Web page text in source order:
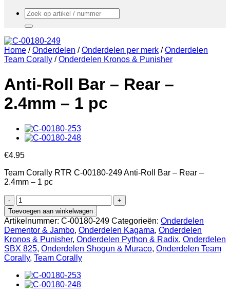
Zoeken
naar:
Home / Onderdelen / Onderdelen per merk / Onderdelen
Team Corally / Onderdelen Kronos & Punisher
Anti-Roll Bar – Rear –
2.4mm – 1 pc
€4.95
Team Corally RTR C-00180-249 Anti-Roll Bar – Rear –
2.4mm – 1 pc
Anti-
Roll
Bar
-
Rear
-
2.4mm
-
1
pc
aantal
Toevoegen aan winkelwagen
Artikelnummer: C-00180-249 Categorieën: Onderdelen
Dementor & Jambo, Onderdelen Kagama, Onderdelen
Kronos & Punisher, Onderdelen Python & Radix, Onderdelen
SBX 825, Onderdelen Shogun & Muraco, Onderdelen Team
Corally, Team Corally